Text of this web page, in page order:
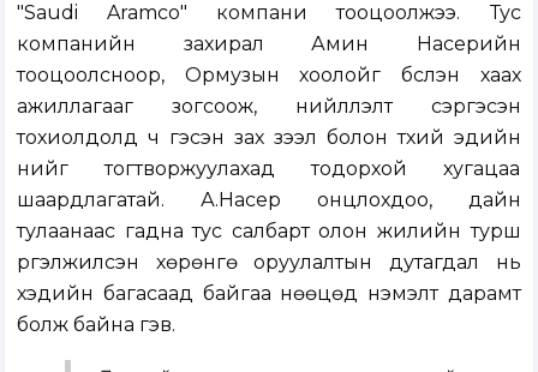
"Saudi Aramco" компани тооцоолжээ. Тус
компанийн захирал Амин Насерийн
тооцоолсноор, Ормузын хоолойг бүслэн хаах
ажиллагааг зогсоож, нийлүүлэлт сэргэсэн
тохиолдолд ч гэсэн зах зээл болон түүхий эдийн
үнийг тогтворжуулахад тодорхой хугацаа
шаардлагатай. А.Насер онцлохдоо, дайн
тулаанаас гадна тус салбарт олон жилийн турш
үргэлжилсэн хөрөнгө оруулалтын дутагдал нь
хэдийн багасаад байгаа нөөцөд нэмэлт дарамт
болж байна гэв.